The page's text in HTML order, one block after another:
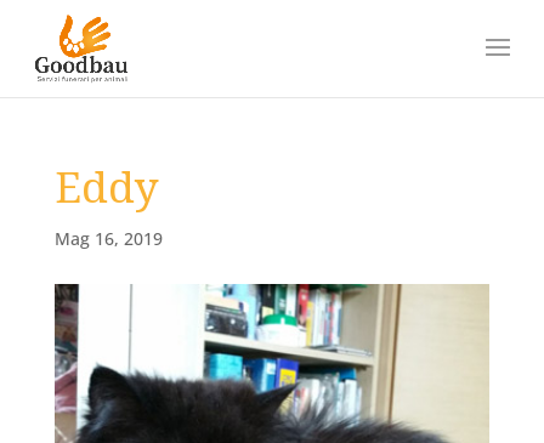
Eddy
Mag 16, 2019